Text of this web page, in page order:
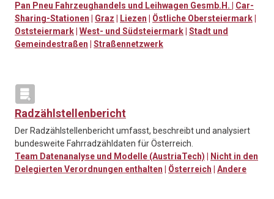
Pan Pneu Fahrzeughandels und Leihwagen Gesmb.H.
Car-
Sharing-Stationen
Graz Liezen Östliche Obersteiermark
Oststeiermark West- und Südsteiermark Stadt und
Gemeindestraßen
Straßennetzwerk
Radzählstellenbericht
Der Radzählstellenbericht umfasst, beschreibt und analysiert
bundesweite Fahrradzähldaten für Österreich.
Team Datenanalyse und Modelle (AustriaTech)
Nicht in den
Delegierten Verordnungen enthalten
Österreich Andere